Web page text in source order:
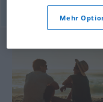
© OpenThesaurus.de
Mehr